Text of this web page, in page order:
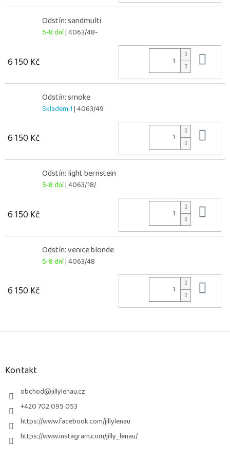
Odstín: sandmulti
5-8 dní| 4063/48-
6 150 Kč
Odstín: smoke
Skladem 1| 4063/49
6 150 Kč
Odstín: light bernstein
5-8 dní| 4063/18/
6 150 Kč
Odstín: venice blonde
5-8 dní| 4063/48
6 150 Kč
Z
Kontakt
obchod@jillylenau.cz
+420 702 095 053
https://www.facebook.com/jillylenau
https://www.instagram.com/jilly_lenau/